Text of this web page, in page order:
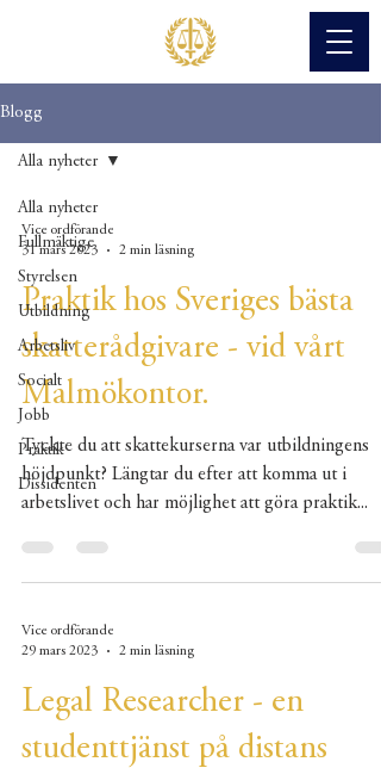
Blogg
Alla nyheter
Fullmäktige
Styrelsen
Utbildning
Arbetsliv
Socialt
Jobb
Praktik
Dissidenten
Alla nyheter
Vice ordförande
31 mars 2023
2 min läsning
Praktik hos Sveriges bästa
skatterådgivare - vid vårt
Malmökontor.
Tyckte du att skattekurserna var utbildningens
höjdpunkt? Längtar du efter att komma ut i
arbetslivet och har möjlighet att göra praktik...
Vice ordförande
29 mars 2023
2 min läsning
Legal Researcher - en
studenttjänst på distans